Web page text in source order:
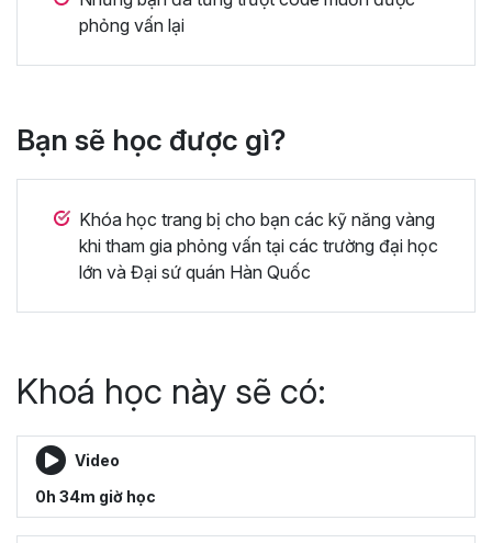
phỏng vấn lại
Bạn sẽ học được gì?
Khóa học trang bị cho bạn các kỹ năng vàng
khi tham gia phỏng vấn tại các trường đại học
lớn và Đại sứ quán Hàn Quốc
Khoá học này sẽ có:
Video
0h 34m giờ học